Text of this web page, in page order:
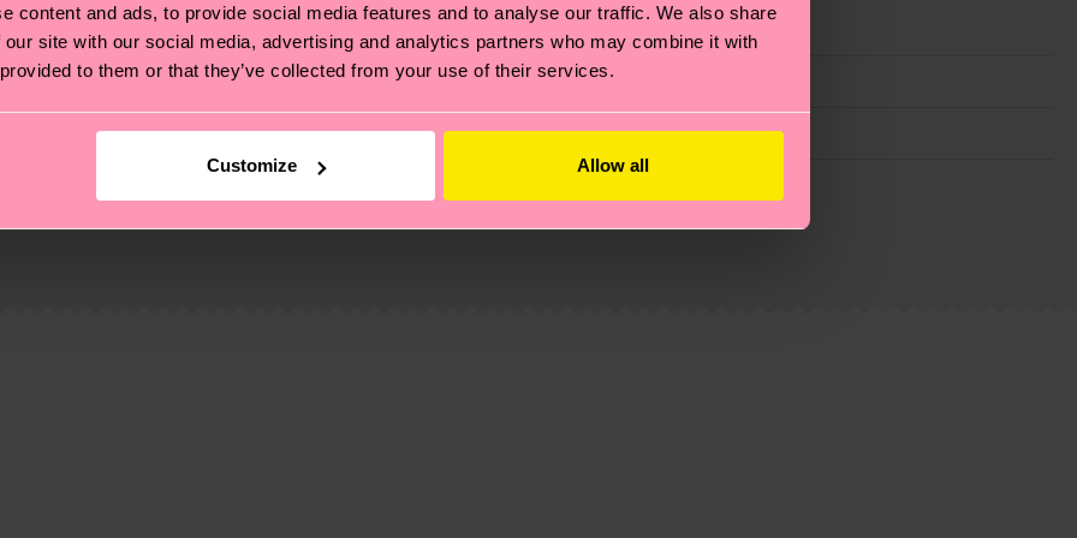
content and ads, to provide social media features and to analyse our traffic. We also share
site with our social media, advertising and analytics partners who may combine it with
to them or that they’ve collected from your use of their services.
Customize Allow all
– es geht auch um eine ethische Lieferkette, die Reduzierung von Emissionen, die richtige Pflege von
Tipps und Tricks findest du auf unserer
unsere länderspezifische Versandübersicht findest duhier. Die Lieferzeit beginnt sobald deine Bestellung